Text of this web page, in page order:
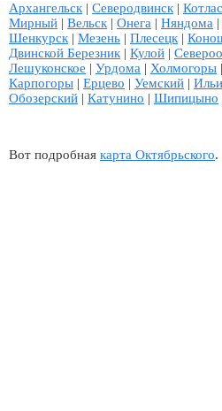
Архангельск| Северодвинск| Котлас
Мирный | Вельск| Онега | Няндома |
Шенкурск| Мезень | Плесецк|
Двинской Березник| Кулой |
Лешуконское | Урдома | Холмогоры |
Карпогоры | Ерцево | Уемский |
Обозерский | Катунино | Шипицыно
Вот подробная карта Октябрьского.